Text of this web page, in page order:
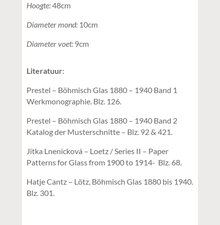
Hoogte:48cm
Diameter mond:10cm
Diameter voet:9cm
Literatuur:
Prestel – Böhmisch Glas 1880 – 1940 Band 1
Werkmonographie. Blz. 126.
Prestel – Böhmisch Glas 1880 – 1940 Band 2
Katalog der Musterschnitte – Blz. 92 & 421.
Jitka Lnenicková – Loetz / Series II – Paper
Patterns for Glass from 1900 to 1914- Blz. 68.
Hatje Cantz – Lötz, Böhmisch Glas 1880 bis 1940.
Blz. 301.